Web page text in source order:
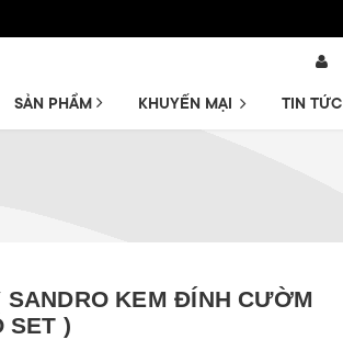
SẢN PHẨM KHUYẾN MẠI TIN TỨC
SANDRO KEM ĐÍNH CƯỜM
SET )